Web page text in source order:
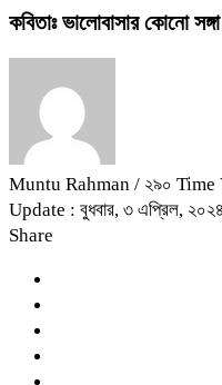
কবিতাঃ ভালোবাসার কোনো
Muntu Rahman / ২৯০ Time
Update : বুধবার, ৩ এপ্রিল, ২০২৪
Share